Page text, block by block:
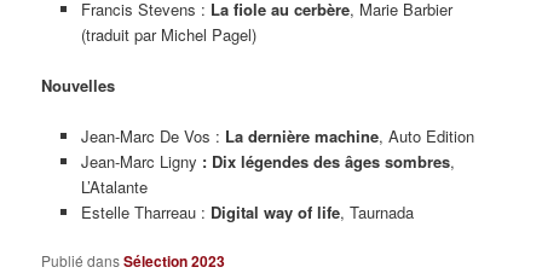
Francis Stevens : La fiole au cerbère, Marie Barbier
(traduit par Michel Pagel)
Nouvelles
Jean-Marc De Vos : La dernière machine, Auto Edition
Jean-Marc Ligny : Dix légendes des âges sombres,
L’Atalante
Estelle Tharreau : Digital way of life, Taurnada
Publié dansSélection 2023